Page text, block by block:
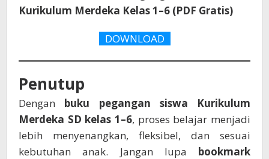
Kurikulum Merdeka Kelas 1–6 (PDF Gratis)
DOWNLOAD
Penutup
Dengan buku pegangan siswa Kurikulum
Merdeka SD kelas 1–6, proses belajar menjadi
lebih menyenangkan, fleksibel, dan sesuai
kebutuhan anak. Jangan lupa bookmark